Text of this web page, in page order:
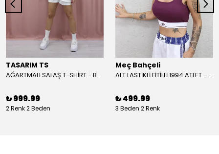
TASARIM TS
AĞARTMALI SALAŞ T-SHİRT - BEYAZ
₺ 999.99
2 Renk 2 Beden
Meç Bahçeli
ALT LASTİKLİ FİTİLLİ 1994 ATLET - BORDO
₺ 499.99
3 Beden 2 Renk